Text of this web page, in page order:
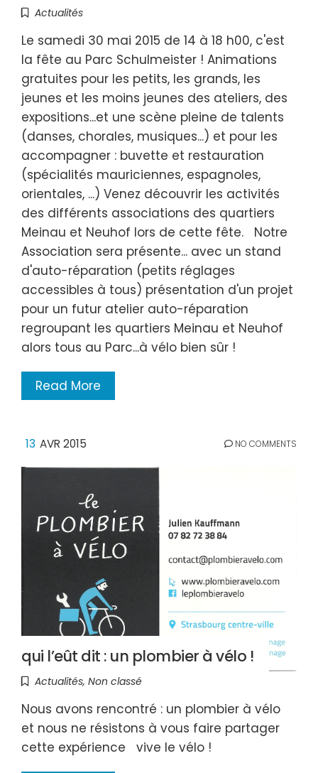
Actualités
Le samedi 30 mai 2015 de 14 à 18 h00, c'est
la fête au Parc Schulmeister ! Animations
gratuites pour les petits, les grands, les
jeunes et les moins jeunes des ateliers, des
expositions...et une scène pleine de talents
(danses, chorales, musiques...) et pour les
accompagner : buvette et restauration
(spécialités mauriciennes, espagnoles,
orientales, ...) Venez découvrir les activités
des différents associations des quartiers
Meinau et Neuhof lors de cette fête. Notre
Association sera présente... avec un stand
d'auto-réparation (petits réglages
accessibles à tous) présentation d'un projet
pour un futur atelier auto-réparation
regroupant les quartiers Meinau et Neuhof
alors tous au Parc...à vélo bien sûr !
Read More
13 AVR 2015 NO COMMENTS
qui l’eût dit : un plombier à vélo !
Actualités, Non classé
Nous avons rencontré : un plombier à vélo
et nous ne résistons à vous faire partager
cette expérience vive le vélo !